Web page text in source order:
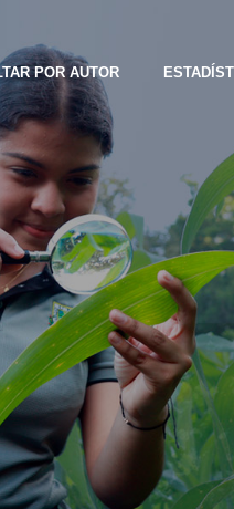
POR AUTOR